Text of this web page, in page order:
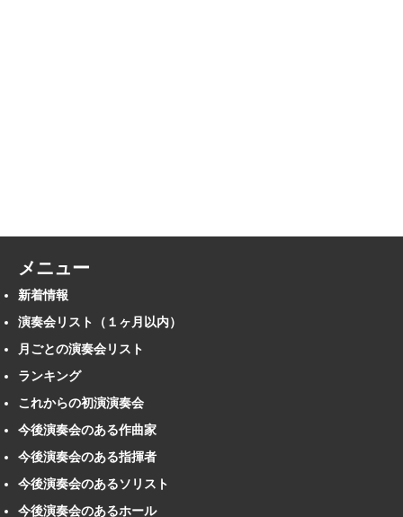
メニュー
新着情報
演奏会リスト（１ヶ月以内）
月ごとの演奏会リスト
ランキング
これからの初演演奏会
今後演奏会のある作曲家
今後演奏会のある指揮者
今後演奏会のあるソリスト
今後演奏会のあるホール